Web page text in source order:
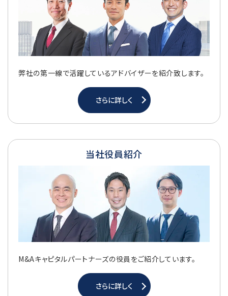
弊社の第一線で活躍しているアドバイザーを紹介致します。
さらに詳しく
当社役員紹介
M&Aキャピタルパートナーズの役員をご紹介しています。
さらに詳しく